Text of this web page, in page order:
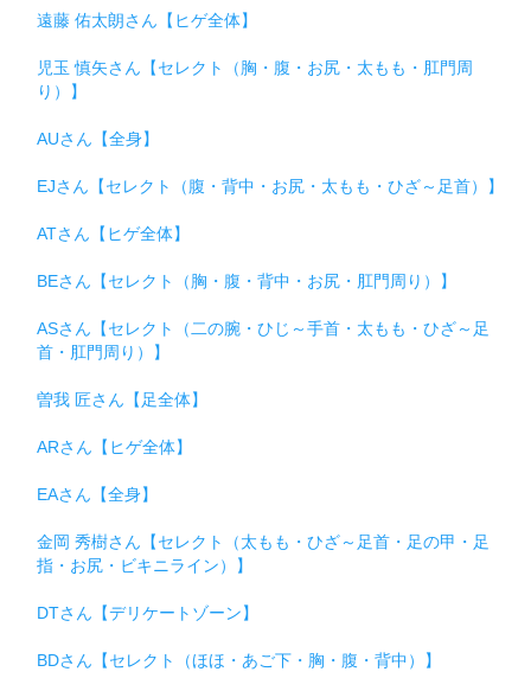
遠藤 佑太朗さん【ヒゲ全体】
児玉 慎矢さん【セレクト（胸・腹・お尻・太もも・肛門周
り）】
AUさん【全身】
EJさん【セレクト（腹・背中・お尻・太もも・ひざ～足首）】
ATさん【ヒゲ全体】
BEさん【セレクト（胸・腹・背中・お尻・肛門周り）】
ASさん【セレクト（二の腕・ひじ～手首・太もも・ひざ～足
首・肛門周り）】
曽我 匠さん【足全体】
ARさん【ヒゲ全体】
EAさん【全身】
金岡 秀樹さん【セレクト（太もも・ひざ～足首・足の甲・足
指・お尻・ビキニライン）】
DTさん【デリケートゾーン】
BDさん【セレクト（ほほ・あご下・胸・腹・背中）】